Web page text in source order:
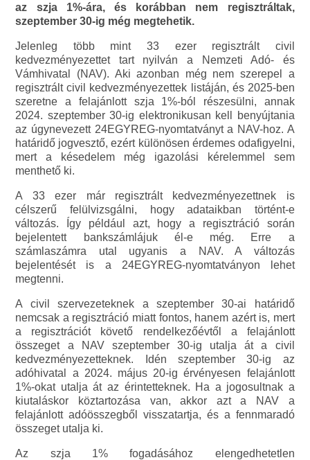
az szja 1%-ára, és korábban nem regisztráltak,
szeptember 30-ig még megtehetik.
Jelenleg több mint 33 ezer regisztrált civil
kedvezményezettet tart nyilván a Nemzeti Adó- és
Vámhivatal (NAV). Aki azonban még nem szerepel a
regisztrált civil kedvezményezettek listáján, és 2025-ben
szeretne a felajánlott szja 1%-ból részesülni, annak
2024. szeptember 30-ig elektronikusan kell benyújtania
az úgynevezett 24EGYREG-nyomtatványt a NAV-hoz. A
határidő jogvesztő, ezért különösen érdemes odafigyelni,
mert a késedelem még igazolási kérelemmel sem
menthető ki.
A 33 ezer már regisztrált kedvezményezettnek is
célszerű felülvizsgálni, hogy adataikban történt-e
változás. Így például azt, hogy a regisztráció során
bejelentett bankszámlájuk él-e még. Erre a
számlaszámra utal ugyanis a NAV. A változás
bejelentését is a 24EGYREG-nyomtatványon lehet
megtenni.
A civil szervezeteknek a szeptember 30-ai határidő
nemcsak a regisztráció miatt fontos, hanem azért is, mert
a regisztrációt követő rendelkezőévtől a felajánlott
összeget a NAV szeptember 30-ig utalja át a civil
kedvezményezetteknek. Idén szeptember 30-ig az
adóhivatal a 2024. május 20-ig érvényesen felajánlott
1%-okat utalja át az érintetteknek. Ha a jogosultnak a
kiutaláskor köztartozása van, akkor azt a NAV a
felajánlott adóösszegből visszatartja, és a fennmaradó
összeget utalja ki.
Az szja 1% fogadásához elengedhetetlen